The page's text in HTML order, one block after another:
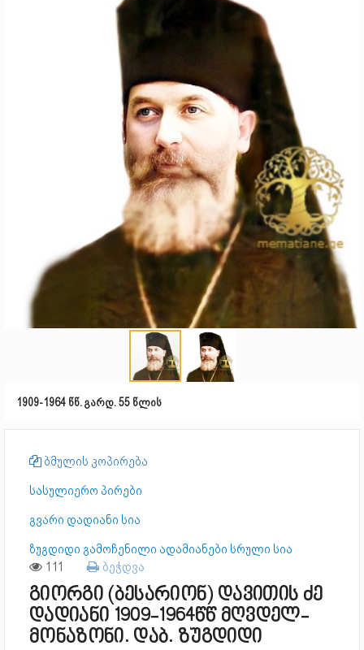
1909-1964 წწ. გარდ. 55 წლის
ბმულის კოპირება
სასულიერო პირები
გვარი დადიანი სია
ზუგდიდი გამოჩენილი ადამიანები სრული სია
111 ბეჭდვა
გიორგი (ბესარიონ) დავითის ძე
დადიანი 1909-1964წწ მღვდელ-
მონაზონი. დაბ. ზუგდიდი